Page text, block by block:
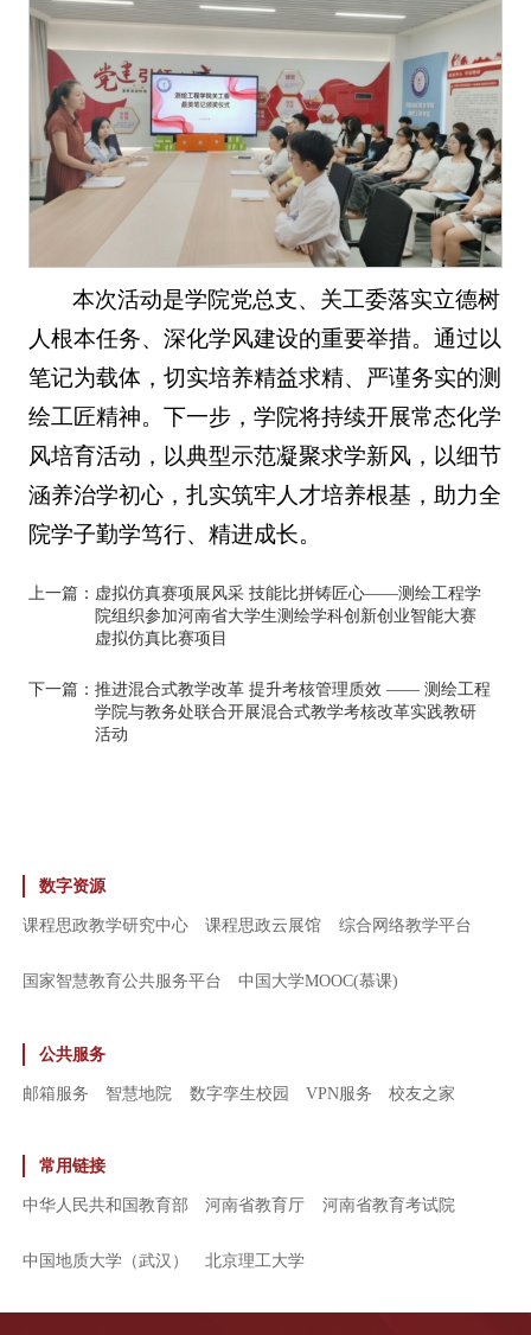
本次活动是学院党总支、关工委落实立德树
人根本任务、深化学风建设的重要举措。通过以
笔记为载体，切实培养精益求精、严谨务实的测
绘工匠精神。下一步，学院将持续开展常态化学
风培育活动，以典型示范凝聚求学新风，以细节
涵养治学初心，扎实筑牢人才培养根基，助力全
院学子勤学笃行、精进成长。
上一篇： 虚拟仿真赛项展风采 技能比拼铸匠心——测绘工程学
院组织参加河南省大学生测绘学科创新创业智能大赛
虚拟仿真比赛项目
下一篇： 推进混合式教学改革 提升考核管理质效 —— 测绘工程
学院与教务处联合开展混合式教学考核改革实践教研
活动
数字资源
课程思政教学研究中心 课程思政云展馆 综合网络教学平台
国家智慧教育公共服务平台 中国大学MOOC(慕课)
公共服务
邮箱服务 智慧地院 数字孪生校园 VPN服务 校友之家
常用链接
中华人民共和国教育部 河南省教育厅 河南省教育考试院
中国地质大学（武汉） 北京理工大学